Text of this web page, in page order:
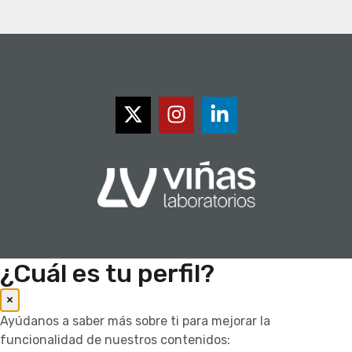
¿Cuál es tu perfil?
×
Ayúdanos a saber más sobre ti para mejorar la
funcionalidad de nuestros contenidos: